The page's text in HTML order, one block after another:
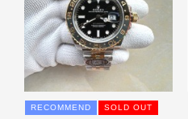
RECOMMEND SOLD OUT